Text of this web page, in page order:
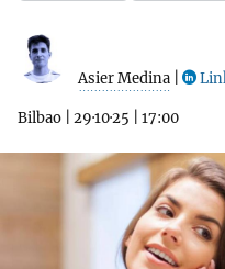
Asier Medina
Bilbao 29·10·25 17:00